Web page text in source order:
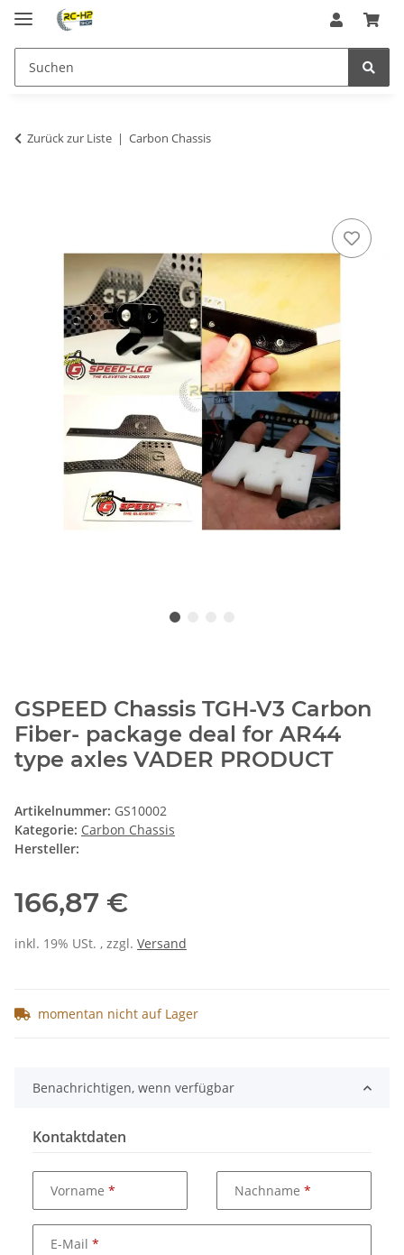
Zurück zur Liste Carbon Chassis
GSPEED Chassis TGH-V3 Carbon
Fiber- package deal for AR44
type axles VADER PRODUCT
Artikelnummer: GS10002
Kategorie: Carbon Chassis
Hersteller:
166,87 €
inkl. 19% USt. , zzgl. Versand
momentan nicht auf Lager
Benachrichtigen, wenn verfügbar
Kontaktdaten
Vorname Nachname
E-Mail